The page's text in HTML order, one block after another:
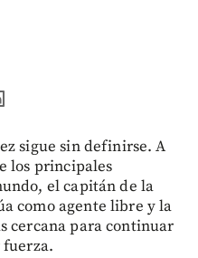
sigue sin definirse. A
los principales
el capitán de la
como agente libre y la
cercana para continuar
fuerza.